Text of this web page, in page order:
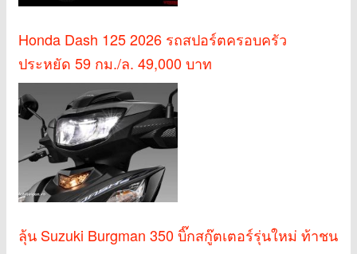
Honda Dash 125 2026 รถสปอร์ตครอบครัว
ประหยัด 59 กม./ล. 49,000 บาท
ลุ้น Suzuki Burgman 350 บิ๊กสกู๊ตเตอร์รุ่นใหม่ ท้าชน